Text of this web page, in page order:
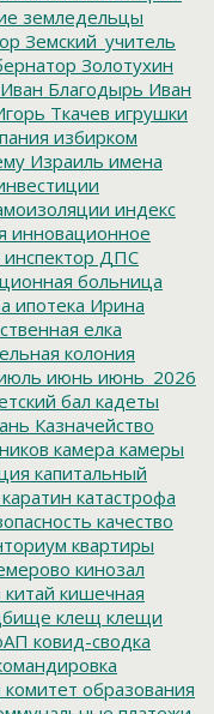
земледельцы
Земский_учитель
Золотухин
Иван Благодырь Иван
Ткачев игрушки
избирком
Израиль имена
индекс
инновационное
инспектор ДПС
больница
ипотека Ирина
елка
колония
июнь июнь_2026
бал кадеты
Казначейство
камера камеры
капитальный
каратин катастрофа
качество
квартиры
кинозал
китай кишечная
клещ клещи
ковид-сводка
комитет образования